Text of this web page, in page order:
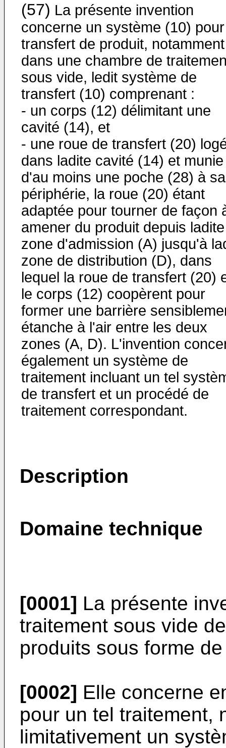
(57) La présente invention
concerne un système (10)
transfert de produit, notamment
dans une chambre de
sous vide, ledit système de
transfert (10) comprenant :
- un corps (12) délimitant une
cavité (14), et
- une roue de transfert (20)
dans ladite cavité (14) et munie
d'au moins une poche (28) à sa
périphérie, la roue (20) étant
adaptée pour tourner de façon
amener du produit depuis ladite
zone d'admission (A) jusqu'à
zone de distribution (D), dans
lequel la roue de transfert (20)
le corps (12) coopèrent pour
former une barrière
étanche à l'air entre les deux
zones (A, D). L'invention
également un système de
traitement incluant un tel
de transfert et un procédé de
traitement correspondant.
Description
Domaine technique
[0001] La présente
traitement sous vide
produits sous forme
[0002] Elle concerne
pour un tel traitement,
limitativement un